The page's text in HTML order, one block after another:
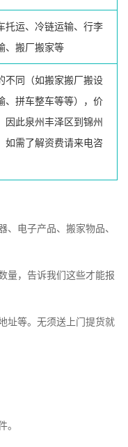
托运、冷链运输、行李
、搬厂搬家等
不同（如搬家搬厂搬设
、拼车整车等等），价
因此泉州丰泽区到锦州
如需了解资费请来电咨
、电子产品、搬家物品、
量，告诉我们这些才能报
址等。无须送上门提货就
。